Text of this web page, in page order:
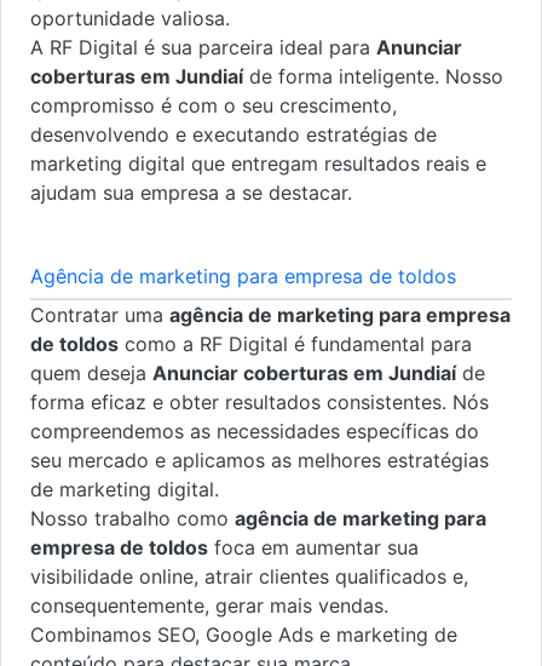
oportunidade valiosa.
A RF Digital é sua parceira ideal para Anunciar
coberturas em Jundiaíde forma inteligente. Nosso
compromisso é com o seu crescimento,
desenvolvendo e executando estratégias de
marketing digital que entregam resultados reais e
ajudam sua empresa a se destacar.
Agência de marketing para empresa de toldos
Contratar uma agência de marketing para empresa
de toldos como a RF Digital é fundamental para
quem deseja Anunciar coberturas em Jundiaíde
forma eficaz e obter resultados consistentes. Nós
compreendemos as necessidades específicas do
seu mercado e aplicamos as melhores estratégias
de marketing digital.
Nosso trabalho como agência de marketing para
empresa de toldos foca em aumentar sua
visibilidade online, atrair clientes qualificados e,
consequentemente, gerar mais vendas.
Combinamos SEO, Google Ads e marketing de